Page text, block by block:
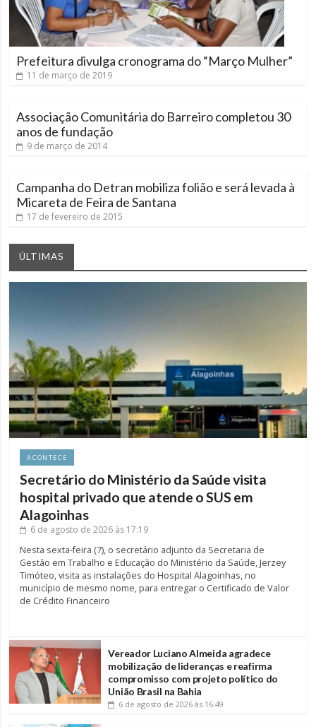
Prefeitura divulga cronograma do “Março Mulher”
11 de março de 2019
Associação Comunitária do Barreiro completou 30
anos de fundação
9 de março de 2014
Campanha do Detran mobiliza folião e será levada à
17 de fevereiro de 2015
ÚLTIMAS
ACONTECE
Secretário do Ministério da Saúde visita
hospital privado que atende o SUS em
Alagoinhas
6 de agosto de 2026 às 17:19
Nesta sexta-feira (7), o secretário adjunto da Secretaria de
Gestão em Trabalho e Educação do Ministério da Saúde, Jerzey
Timóteo, visita as instalações do Hospital Alagoinhas, no
município de mesmo nome, para entregar o Certificado de Valor
de Crédito Financeiro
Vereador Luciano Almeida agradece
mobilização de lideranças e reafirma
compromisso com projeto político do
União Brasil na Bahia
6 de agosto de 2026 às 16:49